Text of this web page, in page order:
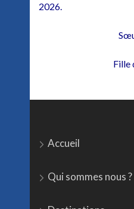
2026.
Fille
Accueil
Qui sommes nous ?